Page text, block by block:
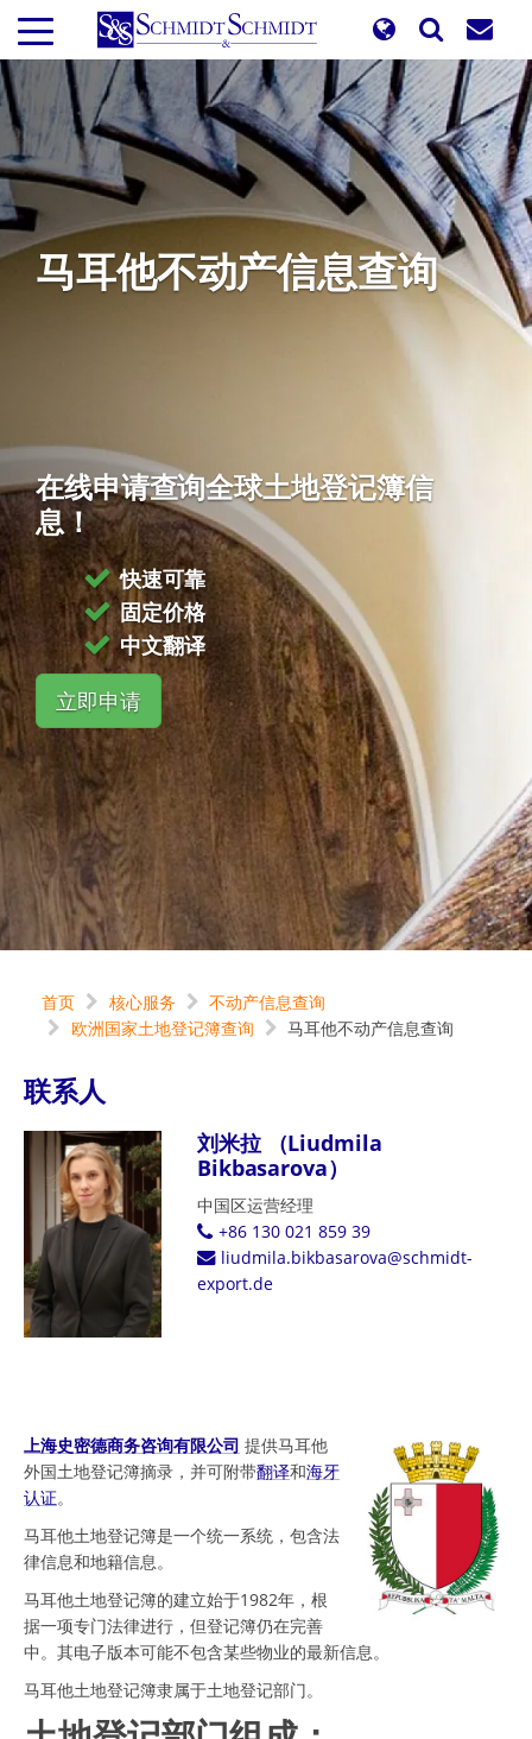
到
主
要
内
容
马耳他不动产信息查询
在线申请查询全球土地登记簿信
息！
快速可靠
固定价格
中文翻译
立即申请
首页 核心服务
不动产信息查询
欧洲国家土地登记簿查询
马耳他不动产信息查询
联系人
刘米拉 （Liudmila
Bikbasarova）
中国区运营经理
+86 130 021 859 39
liudmila.bikbasarova@schmidt-
export.de
上海史密德商务咨询有限公司 提供马耳他
外国土地登记簿摘录，并可附带翻译和海牙
认证。
马耳他土地登记簿是一个统一系统，包含法
律信息和地籍信息。
马耳他土地登记簿的建立始于1982年，根
据一项专门法律进行，但登记簿仍在完善
中。其电子版本可能不包含某些物业的最新信息。
马耳他土地登记簿隶属于土地登记部门。